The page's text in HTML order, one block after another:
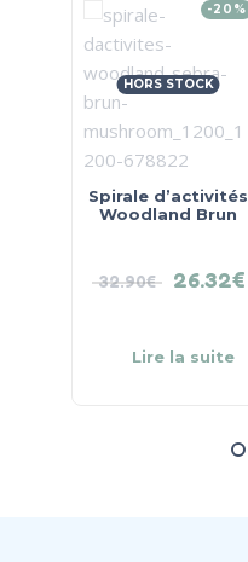
-20%
HORS STOCK
Spirale d’activités
Woodland Brun
32.90€ 26.32€
Lire la suite